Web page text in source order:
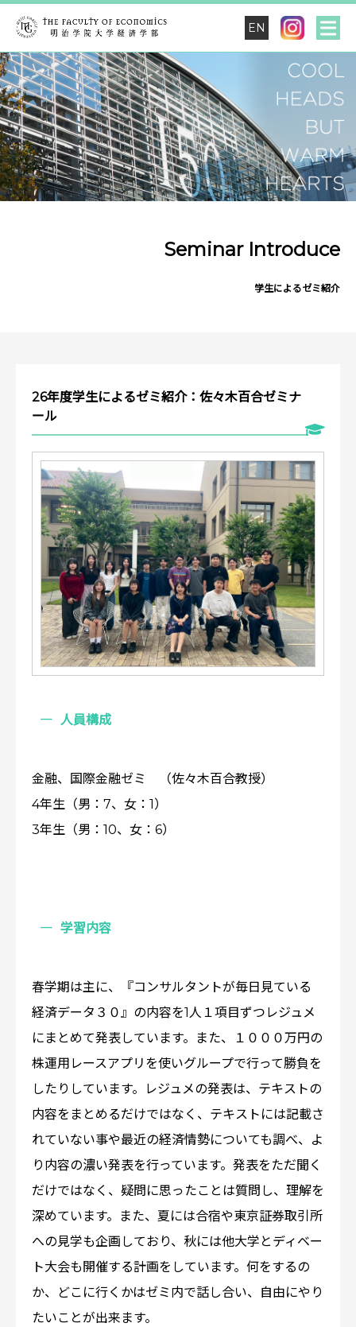
EN
Seminar Introduce
学生によるゼミ紹介
26年度学生によるゼミ紹介：佐々木百合ゼミナ
ール
人員構成
金融、国際金融ゼミ （佐々木百合教授）
4年生（男：7、女：1）
3年生（男：10、女：6）
学習内容
春学期は主に、『コンサルタントが毎日見ている
経済データ３０』の内容を1人１項目ずつレジュメ
にまとめて発表しています。また、１０００万円の
株運用レースアプリを使いグループで行って勝負を
したりしています。レジュメの発表は、テキストの
内容をまとめるだけではなく、テキストには記載さ
れていない事や最近の経済情勢についても調べ、よ
り内容の濃い発表を行っています。発表をただ聞く
だけではなく、疑問に思ったことは質問し、理解を
深めています。また、夏には合宿や東京証券取引所
への見学も企画しており、秋には他大学とディベー
ト大会も開催する計画をしています。何をするの
か、どこに行くかはゼミ内で話し合い、自由にやり
たいことが出来ます。